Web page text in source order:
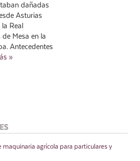
dañadas
Asturias
Real
de Mesa en la
Antecedentes
»
maquinaria agrícola para particulares y